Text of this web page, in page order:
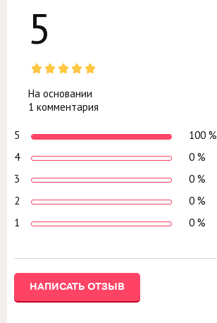
5
На основании
1 комментария
5
100 %
4
0 %
3
0 %
2
0 %
1
0 %
НАПИСАТЬ ОТЗЫВ